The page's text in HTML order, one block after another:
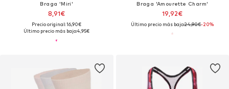
Braga 'Miri'
8,91€
Precio original: 16,90€
Último precio más bajo:4,95€
Braga 'Amourette Charm'
19,92€
Último precio más bajo:24,90€-20%